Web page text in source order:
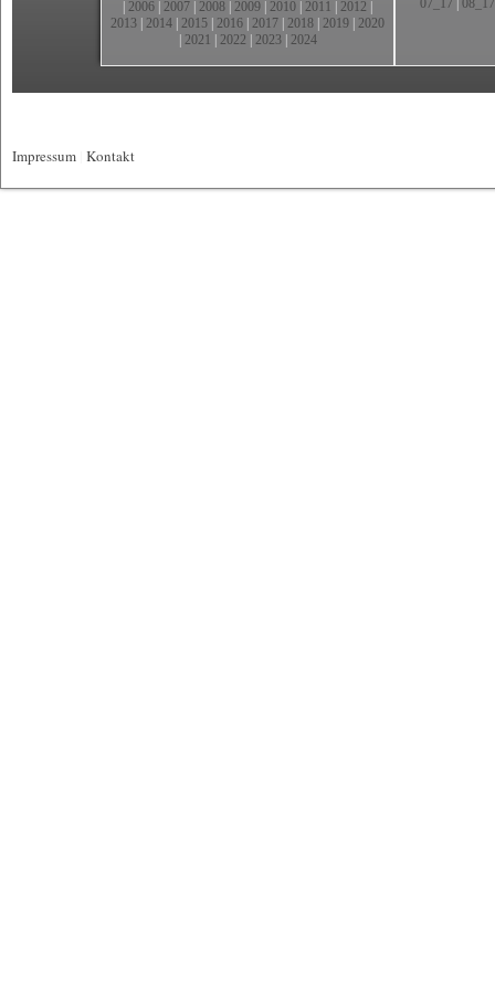
2006 2007 2008 2009 2010 2011 2012
2013 2014 2015 2016 2017 2018 2019 2020
2021 2022 2023| 2024
07_17 08_17
Impressum Kontakt